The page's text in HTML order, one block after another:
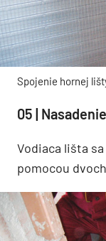
Spojenie hornej
05 |
Vodiaca lišta
pomocou